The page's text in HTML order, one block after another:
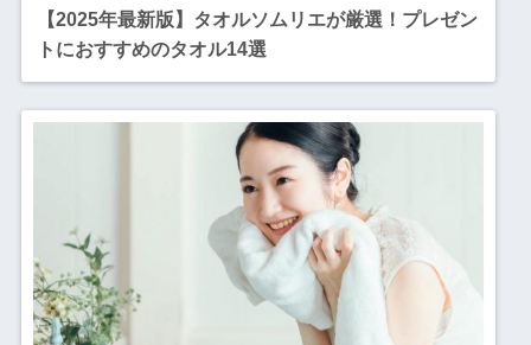
【2025年最新版】タオルソムリエが厳選！プレゼン
トにおすすめのタオル14選